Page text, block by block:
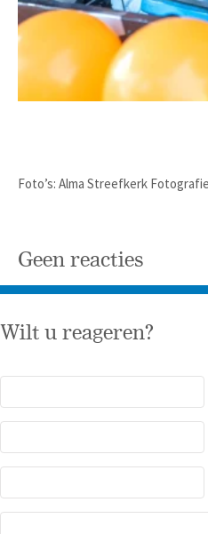
Foto’s: Alma Streefkerk Fotografie
Geen reacties
Wilt u reageren?